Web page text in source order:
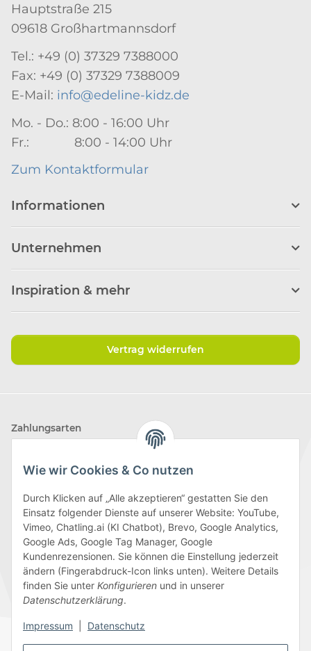
Wie wir Cookies & Co nutzen
Durch Klicken auf „Alle akzeptieren“ gestatten Sie den
Einsatz folgender Dienste auf unserer Website: YouTube,
Vimeo, Chatling.ai (KI Chatbot), Brevo, Google Analytics,
Google Ads, Google Tag Manager, Google
Kundenrezensionen. Sie können die Einstellung jederzeit
ändern (Fingerabdruck-Icon links unten). Weitere Details
finden Sie unter Konfigurieren und in unserer
Datenschutzerklärung.
Impressum Datenschutz
Hauptstraße 215
09618 Großhartmannsdorf
Tel.: +49 (0) 37329 7388000
Fax: +49 (0) 37329 7388009
E-Mail: info@edeline-kidz.de
Mo. - Do.: 8:00 - 16:00 Uhr
Fr.: 8:00 - 14:00 Uhr
Zum Kontaktformular
Informationen
Unternehmen
Inspiration & mehr
Vertrag widerrufen
Zahlungsarten
Wir versenden mit
Folge uns